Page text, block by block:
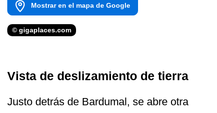
Mostrar en el mapa de Google
© gigaplaces.com
Vista de deslizamiento de tierra
Justo detrás de Bardumal, se abre otra